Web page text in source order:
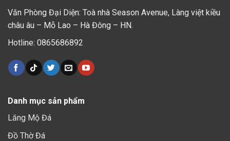
Văn Phòng Đại Diện: Toà nhà Season Avenue, Làng việt kiều
châu âu – Mỗ Lao – Hà Đông – HN.
Hotline: 0865686892
Danh mục sản phẩm
Lăng Mộ Đá
Đồ Thờ Đá